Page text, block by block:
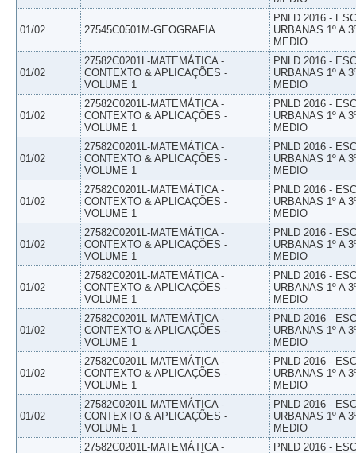
01/02 27545C0501M-GEOGRAFIA
PNLD 2016 -
URBANAS 1º A
MEDIO
01/02
27582C0201L-MATEMÁTICA -
CONTEXTO & APLICAÇÕES -
VOLUME 1
PNLD 2016 -
URBANAS 1º A
MEDIO
01/02
27582C0201L-MATEMÁTICA -
CONTEXTO & APLICAÇÕES -
VOLUME 1
PNLD 2016 -
URBANAS 1º A
MEDIO
01/02
27582C0201L-MATEMÁTICA -
CONTEXTO & APLICAÇÕES -
VOLUME 1
PNLD 2016 -
URBANAS 1º A
MEDIO
01/02
27582C0201L-MATEMÁTICA -
CONTEXTO & APLICAÇÕES -
VOLUME 1
PNLD 2016 -
URBANAS 1º A
MEDIO
01/02
27582C0201L-MATEMÁTICA -
CONTEXTO & APLICAÇÕES -
VOLUME 1
PNLD 2016 -
URBANAS 1º A
MEDIO
01/02
27582C0201L-MATEMÁTICA -
CONTEXTO & APLICAÇÕES -
VOLUME 1
PNLD 2016 -
URBANAS 1º A
MEDIO
01/02
27582C0201L-MATEMÁTICA -
CONTEXTO & APLICAÇÕES -
VOLUME 1
PNLD 2016 -
URBANAS 1º A
MEDIO
01/02
27582C0201L-MATEMÁTICA -
CONTEXTO & APLICAÇÕES -
VOLUME 1
PNLD 2016 -
URBANAS 1º A
MEDIO
01/02
27582C0201L-MATEMÁTICA -
CONTEXTO & APLICAÇÕES -
VOLUME 1
PNLD 2016 -
URBANAS 1º A
MEDIO
27582C0201L-MATEMÁTICA -
PNLD 2016 -